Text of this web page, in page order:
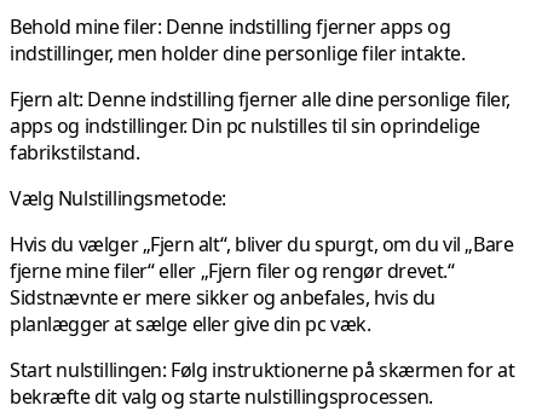
Behold mine filer: Denne indstilling fjerner apps og
indstillinger, men holder dine personlige filer intakte.
Fjern alt: Denne indstilling fjerner alle dine personlige filer,
apps og indstillinger. Din pc nulstilles til sin oprindelige
fabrikstilstand.
Vælg Nulstillingsmetode:
Hvis du vælger „Fjern alt“, bliver du spurgt, om du vil „Bare
fjerne mine filer“ eller „Fjern filer og rengør drevet.“
Sidstnævnte er mere sikker og anbefales, hvis du
planlægger at sælge eller give din pc væk.
Startnulstillingen: Følg instruktionerne på skærmen for at
bekræfte dit valg og starte nulstillingsprocessen.